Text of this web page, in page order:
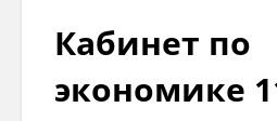
Кабинет по
экономике